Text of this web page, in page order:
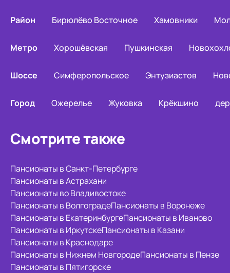
Район Бирюлёво Восточное Хамовники
Метро Хорошёвская Пушкинская
Шоссе Симферопольское Энтузиастов
Город Ожерелье Жуковка Крёкшино
Смотрите также
Пансионаты в Санкт-Петербурге
Пансионаты в Астрахани
Пансионаты во Владивостоке
Пансионаты в ВолгоградеПансионаты в Воронеже
Пансионаты в ЕкатеринбургеПансионаты в Иваново
Пансионаты в ИркутскеПансионаты в Казани
Пансионаты в Краснодаре
Пансионаты в Нижнем НовгородеПансионаты в Пензе
Пансионаты в Пятигорске